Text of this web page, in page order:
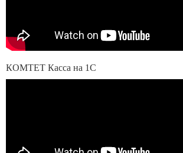
КОМТЕТ Касса на 1С